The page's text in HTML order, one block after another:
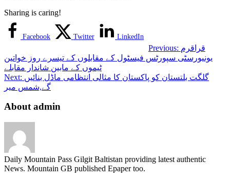
Sharing is caring!
Facebook Twitter LinkedIn
Previous:
یونیورسٹی سپورٹس فیسٹول کے مقابلوں کے تیسرے روز خواتین
ٹیموں کے مابین شاندار مقابلے
Next:
گے,شمس میر
About admin
Daily Mountain Pass Gilgit Baltistan providing latest authentic
News. Mountain GB published Epaper too.